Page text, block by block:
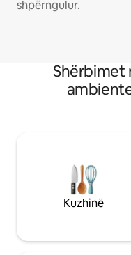
shpërngulur.
Shërbimet
Kuzhinë